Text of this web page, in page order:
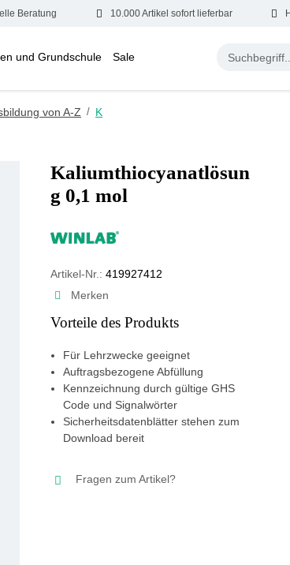
Beratung 10.000 Artikel sofort lieferbar
und Grundschule Sale
von A-Z / K
Kaliumthiocyanatlösun
g 0,1 mol
Artikel-Nr.: 419927412
Merken
Vorteile des Produkts
Für Lehrzwecke geeignet
Auftragsbezogene Abfüllung
Kennzeichnung durch gültige GHS
Code und Signalwörter
Sicherheitsdatenblätter stehen zum
Download bereit
Fragen zum Artikel?